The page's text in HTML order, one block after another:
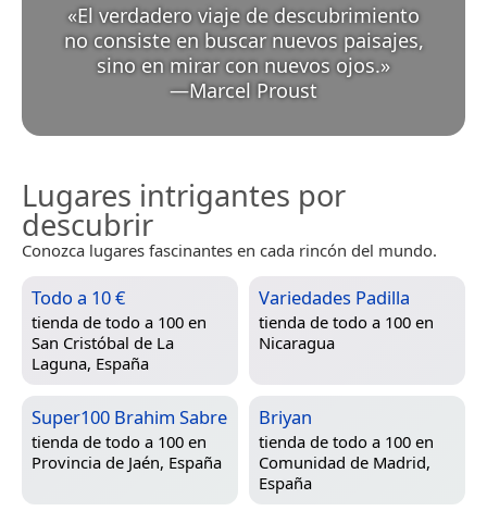
«El verdadero viaje de descubrimiento
no consiste en buscar nuevos paisajes,
sino en mirar con nuevos ojos.
—Marcel Proust
Lugares intrigantes por
descubrir
Conozca lugares fascinantes en cada rincón del mundo.
Todo a 10 €
tienda de todo a 100 en
San Cristóbal de La
Laguna, España
Variedades Padilla
tienda de todo a 100 en
Nicaragua
Super100 Brahim Sabre
tienda de todo a 100 en
Provincia de Jaén, España
Briyan
tienda de todo a 100 en
Comunidad de Madrid,
España